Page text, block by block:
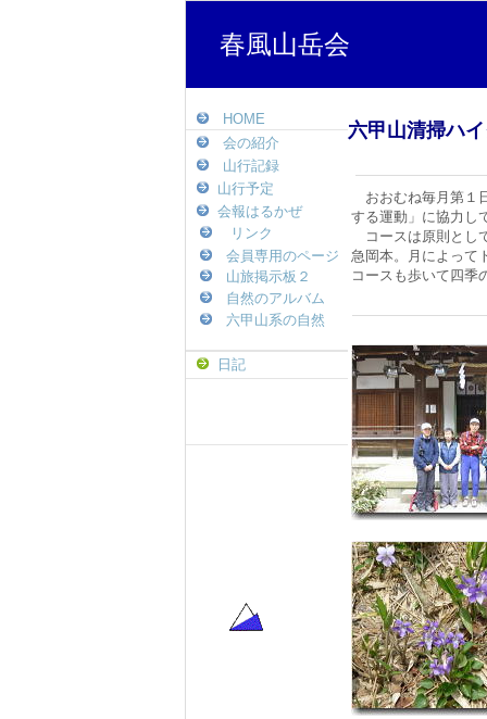
春風山岳会
HOME
会の紹介
山行記録
山行予定
会報はるかぜ
リンク
会員専用のページ
山旅掲示板２
自然のアルバム
六甲山系の自然
日記
六甲山清掃ハ
おおむね毎月第１
する運動」に協力し
コースは原則とし
急岡本。月によって
コースも歩い